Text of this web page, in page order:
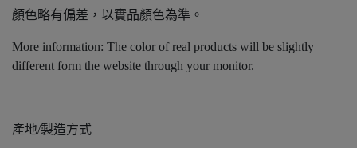
顏色略有偏差，以實品顏色為準。
More information: The color of real products will be slightly
different form the website through your monitor.
產地/製造方式